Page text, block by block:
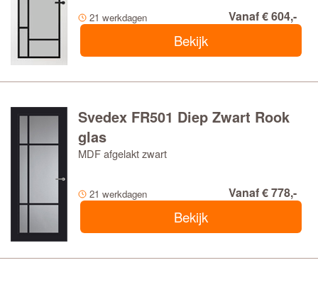
21 werkdagen Vanaf € 604,-
Bekijk
Svedex FR501 Diep Zwart Rook
glas
MDF afgelakt zwart
21 werkdagen Vanaf € 778,-
Bekijk